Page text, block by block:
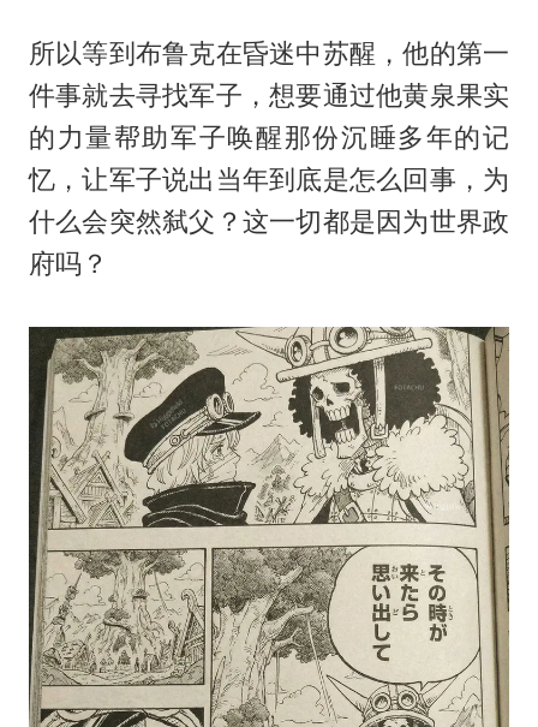
所以等到布鲁克在昏迷中苏醒，他的第一
件事就去寻找军子，想要通过他黄泉果实
的力量帮助军子唤醒那份沉睡多年的记
忆，让军子说出当年到底是怎么回事，为
什么会突然弑父？这一切都是因为世界政
府吗？